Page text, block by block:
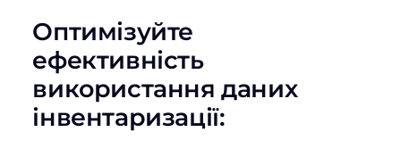
Оптимізуйте
ефективність
використання даних
інвентаризації: